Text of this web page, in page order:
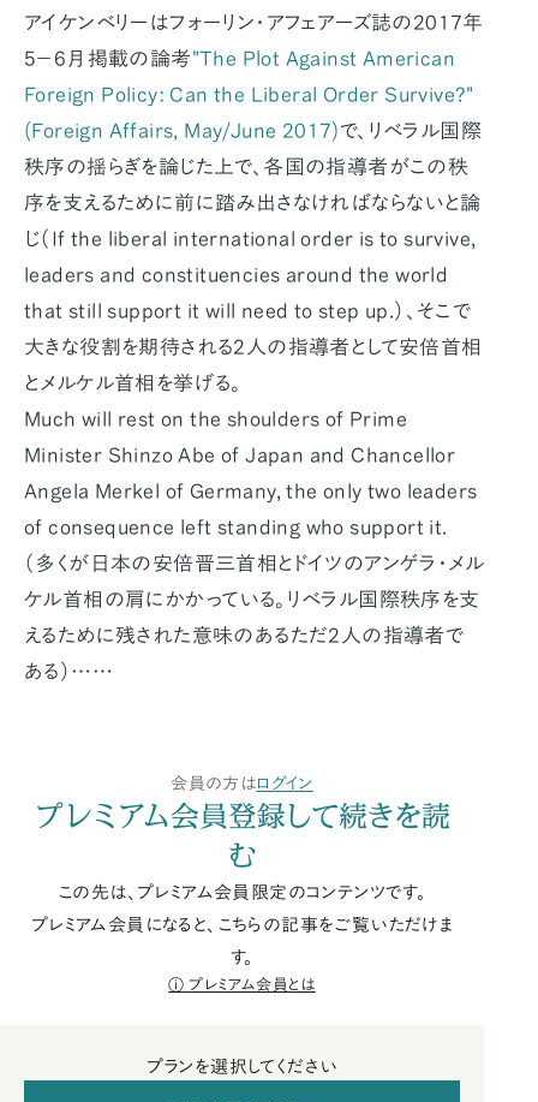
アイケンベリーはフォーリン・アフェアーズ誌の2017年
5−6月掲載の論考"The Plot Against American
Foreign Policy: Can the Liberal Order Survive?"
(Foreign Affairs, May/June 2017)で、リベラル国際
秩序の揺らぎを論じた上で、各国の指導者がこの秩
序を支えるために前に踏み出さなければならないと論
じ（If the liberal international order is to survive,
leaders and constituencies around the world
that still support it will need to step up.）、そこで
大きな役割を期待される2人の指導者として安倍首相
とメルケル首相を挙げる。
Much will rest on the shoulders of Prime
Minister Shinzo Abe of Japan and Chancellor
Angela Merkel of Germany, the only two leaders
of consequence left standing who support it.
（多くが日本の安倍晋三首相とドイツのアンゲラ・メル
ケル首相の肩にかかっている。リベラル国際秩序を支
えるために残された意味のあるただ2人の指導者で
ある）……
会員の方はログイン
プレミアム会員登録して続きを読
む
この先は、プレミアム会員限定のコンテンツです。
プレミアム会員になると、こちらの記事をご覧いただけま
す。
プレミアム会員とは
プランを選択してください